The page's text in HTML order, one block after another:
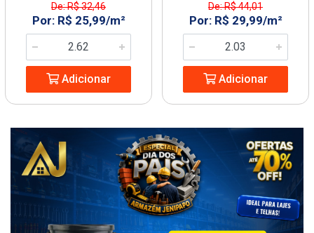
De: R$ 32,46
Por: R$ 25,99/m²
Adicionar
De: R$ 44,01
Por: R$ 29,99/m²
Adicionar